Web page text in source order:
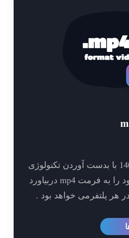
1403 با بدست آوردن تکنولوژی
توانست محتوا خود را به فرمت mp4 دربیاورد
خواهد بود .